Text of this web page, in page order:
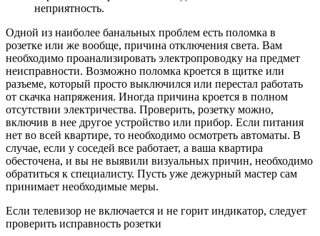
неприятность.
Одной из наиболее банальных проблем есть поломка в
розетке или же вообще, причина отключения света. Вам
необходимо проанализировать электропроводку на предмет
неисправности. Возможно поломка кроется в щитке или
разъеме, который просто выключился или перестал работать
от скачка напряжения. Иногда причина кроется в полном
отсутствии электричества. Проверить, розетку можно,
включив в нее другое устройство или прибор. Если питания
нет во всей квартире, то необходимо осмотреть автоматы. В
случае, если у соседей все работает, а ваша квартира
обесточена, и вы не выявили визуальных причин, необходимо
обратиться к специалисту. Пусть уже дежурный мастер сам
принимает необходимые меры.
Если телевизор не включается и не горит индикатор, следует
проверить исправность розетки